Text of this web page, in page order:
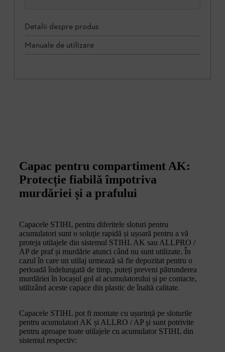
Detalii despre produs
Manuale de utilizare
Capac pentru compartiment AK:
Protecție fiabilă împotriva
murdăriei și a prafului
Capacele STIHL pentru diferitele sloturi pentru
acumulatori sunt o soluție rapidă și ușoară pentru a vă
proteja utilajele din sistemul STIHL AK sau ALLPRO /
AP de praf și murdărie atunci când nu sunt utilizate. În
cazul în care un utilaj urmează să fie depozitat pentru o
perioadă îndelungată de timp, puteți preveni pătrunderea
murdăriei în locașul gol al acumulatorului și pe contacte,
utilizând aceste capace din plastic de înaltă calitate.
Capacele STIHL pot fi montate cu ușurință pe sloturile
pentru acumulatori AK și ALLRO / AP şi sunt potrivite
pentru aproape toate utilajele cu acumulator STIHL din
sistemul respectiv: